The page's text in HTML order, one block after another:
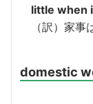
little when
（訳）家事
domestic